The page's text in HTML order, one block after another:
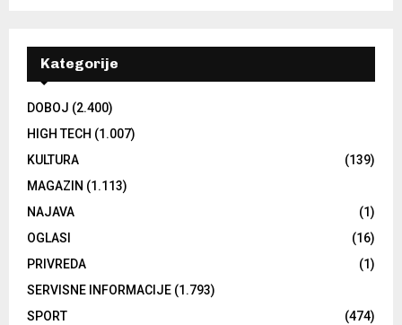
Kategorije
DOBOJ (2.400)
HIGH TECH (1.007)
KULTURA
(139)
MAGAZIN (1.113)
NAJAVA
(1)
OGLASI
(16)
PRIVREDA
(1)
SERVISNE INFORMACIJE (1.793)
SPORT
(474)